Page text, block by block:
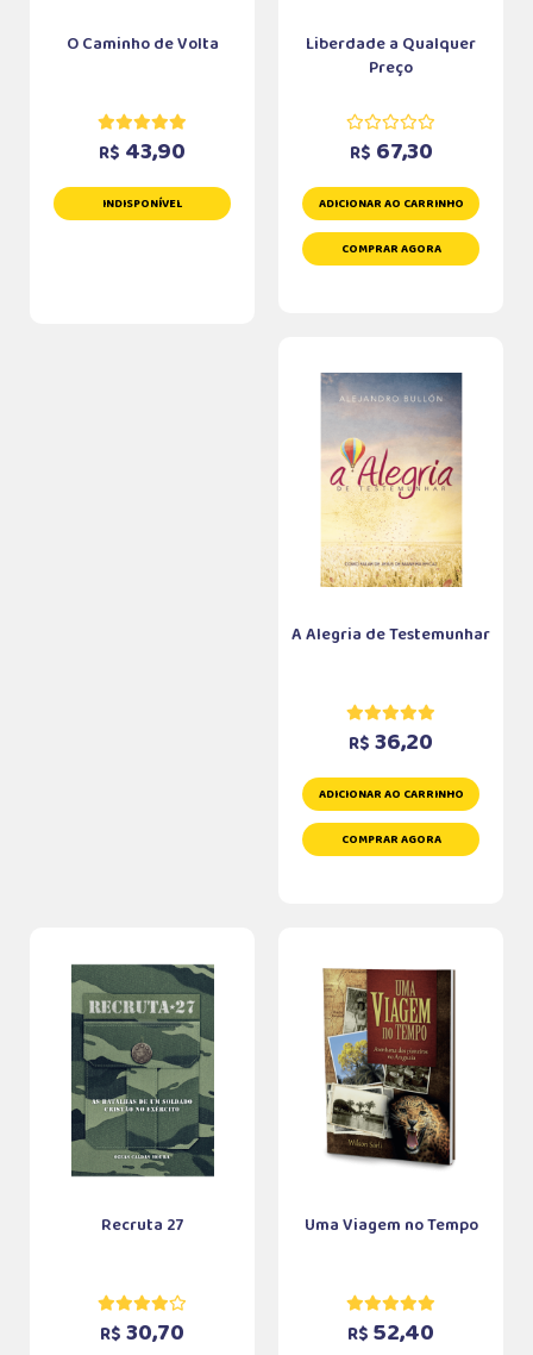
O Caminho de Volta
R$ 43,90
INDISPONÍVEL
Liberdade a Qualquer
Preço
R$ 67,30
ADICIONAR AO CARRINHO
COMPRAR AGORA
A Alegria de Testemunhar
R$ 36,20
ADICIONAR AO CARRINHO
COMPRAR AGORA
Recruta 27
R$ 30,70
Uma Viagem no Tempo
R$ 52,40